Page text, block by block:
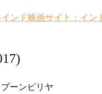
ンド映画サイト：イン
ーンピリヤ